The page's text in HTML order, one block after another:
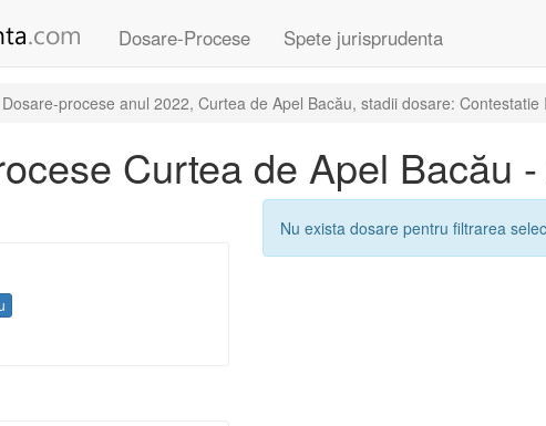
Dosare-Procese Spete jurisprudenta
Dosare-procese anul 2022, Curtea de Apel Bacău, stadii dosare: Contestatie
Curtea de Apel Bacău
Nu exista dosare pentru filtrarea